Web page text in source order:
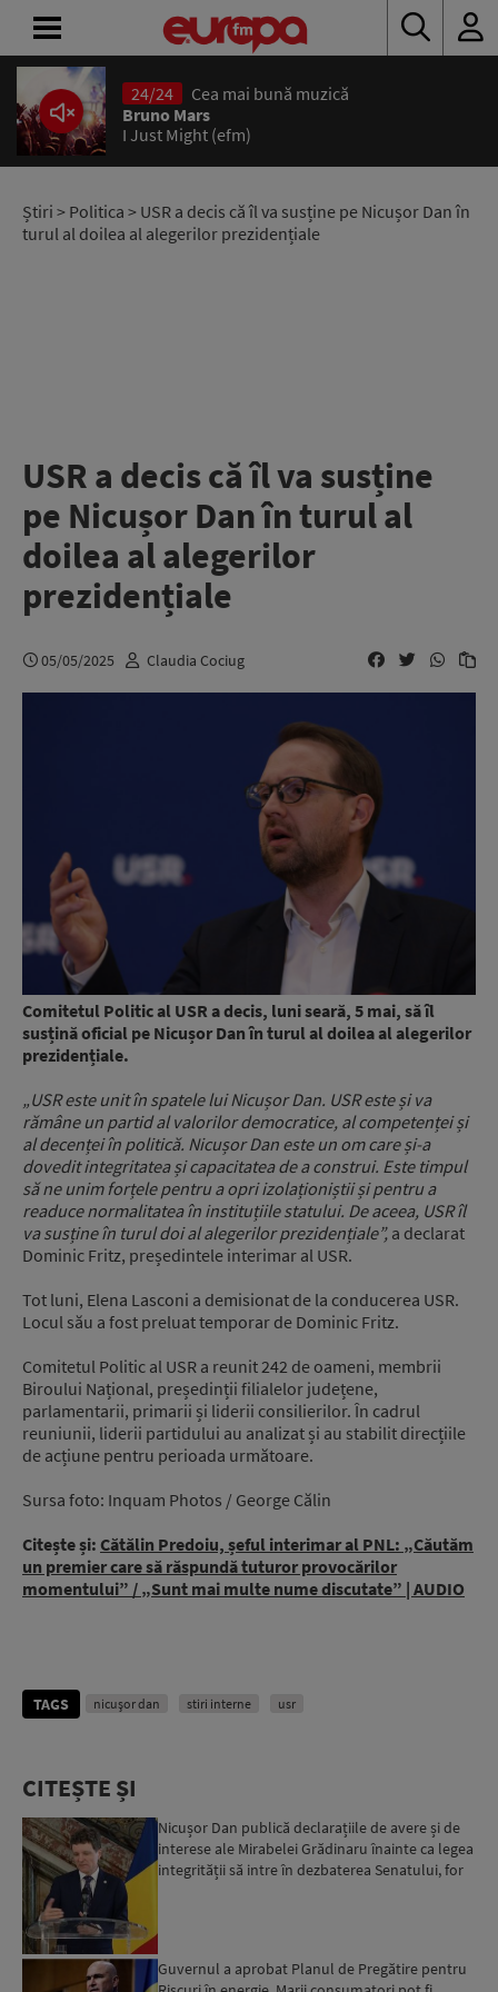
24/24
Cea mai bună muzică
Bruno Mars
I Just Might (efm)
Știri > Politica > USR a decis că îl va susține pe Nicușor Dan în
turul al doilea al alegerilor prezidențiale
USR a decis că îl va susține
pe Nicușor Dan în turul al
doilea al alegerilor
prezidențiale
05/05/2025 Claudia Cociug
Comitetul Politic al USR a decis, luni seară, 5 mai, să îl
susțină oficial pe Nicușor Dan în turul al doilea al alegerilor
prezidențiale.
„USR este unit în spatele lui Nicușor Dan. USR este și va
rămâne un partid al valorilor democratice, al competenței și
al decenței în politică. Nicușor Dan este un om care și-a
dovedit integritatea și capacitatea de a construi. Este timpul
să ne unim forțele pentru a opri izolaționiștii și pentru a
readuce normalitatea în instituțiile statului. De aceea, USR îl
va susține în turul doi al alegerilor prezidențiale”, a declarat
Dominic Fritz, președintele interimar al USR.
Tot luni, Elena Lasconi a demisionat de la conducerea USR.
Locul său a fost preluat temporar de Dominic Fritz.
Comitetul Politic al USR a reunit 242 de oameni, membrii
Biroului Național, președinții filialelor județene,
parlamentarii, primarii și liderii consilierilor. În cadrul
reuniunii, liderii partidului au analizat și au stabilit direcțiile
de acțiune pentru perioada următoare.
Sursa foto: Inquam Photos / George Călin
Citește și: Cătălin Predoiu, șeful interimar al PNL: „Căutăm
un premier care să răspundă tuturor provocărilor
momentului” / „Sunt mai multe nume discutate” | AUDIO
TAGS nicușor dan stiri interne usr
CITEȘTE ȘI
Nicușor Dan publică declarațiile de avere și de
interese ale Mirabelei Grădinaru înainte ca legea
integrității să intre în dezbaterea Senatului, for
Guvernul a aprobat Planul de Pregătire pentru
ACASĂ
ȘTIRI
RADIO